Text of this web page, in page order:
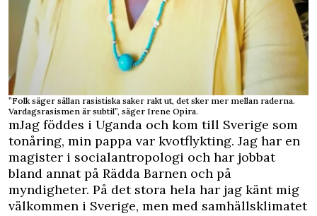
”Folk säger sällan rasistiska saker rakt ut, det sker mer mellan raderna.
Vardagsrasismen är subtil”, säger Irene Opira.
mJag föddes i Uganda och kom till Sverige som
tonåring, min pappa var kvotflykting. Jag har en
magister i socialantropologi och har jobbat
bland annat på Rädda Barnen och på
myndigheter. På det stora hela har jag känt mig
välkommen i Sverige, men med samhällsklimatet